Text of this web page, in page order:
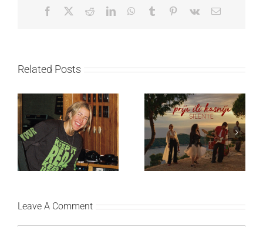
Facebook RedditLinkedInWhatsApp
Tumblr Pinterest
Vk Email
Related Posts
Ellie Goulding otkriva
nežniju stranu novim
singlom „4 Seasons“
Silente objavio novi
singl “Prije ili kasnije”
Leave A Comment